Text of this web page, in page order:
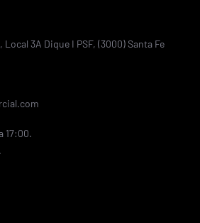
3A Dique I PSF, (3000) Santa Fe
17:00.